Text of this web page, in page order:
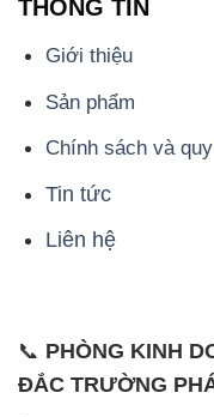
THÔNG TIN
Giới thiệu
Sản phẩm
Chính sách và
Tin tức
Liên hệ
📞 PHÒNG KINH
ĐẮC TRƯỜNG